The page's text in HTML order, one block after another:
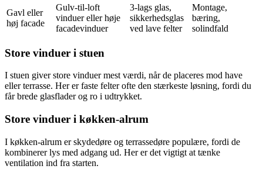
Gavl eller
høj facade
Gulv-til-loft
vinduer eller høje
facadevinduer
3-lags glas,
sikkerhedsglas
ved lave felter
Montage,
bæring,
solindfald
Store vinduer i stuen
I stuen giver store vinduer mest værdi, når de placeres mod have
eller terrasse. Her er faste felter ofte den stærkeste løsning, fordi du
får brede glasflader og ro i udtrykket.
Store vinduer i køkken-alrum
I køkken-alrum er skydedøre og terrassedøre populære, fordi de
kombinerer lys med adgang ud. Her er det vigtigt at tænke
ventilation ind fra starten.